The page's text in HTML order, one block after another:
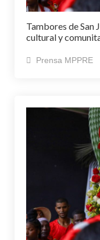
Tambores de San
cultural y
Prensa MPPRE